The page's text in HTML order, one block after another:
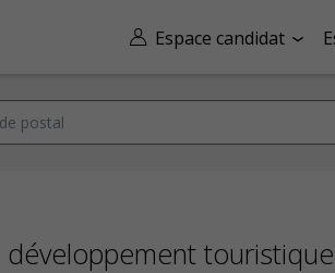
Espace candidat
touristique